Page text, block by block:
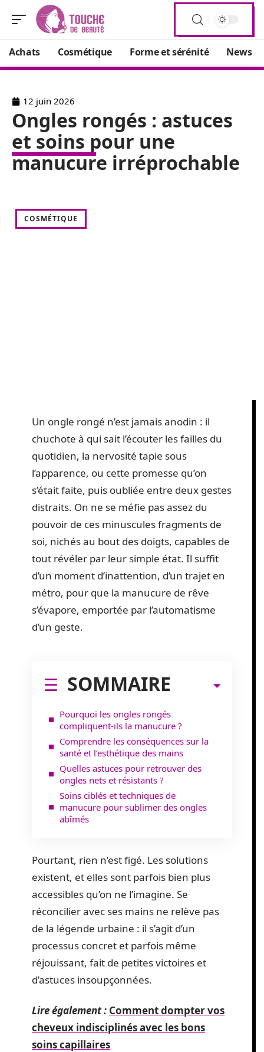
Achats Cosmétique Forme et sérénité News
12 juin 2026
Ongles rongés : astuces
et soins pour une
manucure irréprochable
COSMÉTIQUE
Un ongle rongé n’est jamais anodin : il
chuchote à qui sait l’écouter les failles du
quotidien, la nervosité tapie sous
l’apparence, ou cette promesse qu’on
s’était faite, puis oubliée entre deux gestes
distraits. On ne se méfie pas assez du
pouvoir de ces minuscules fragments de
soi, nichés au bout des doigts, capables de
tout révéler par leur simple état. Il suffit
d’un moment d’inattention, d’un trajet en
métro, pour que la manucure de rêve
s’évapore, emportée par l’automatisme
d’un geste.
SOMMAIRE
Pourquoi les ongles rongés
compliquent-ils la manucure ?
Comprendre les conséquences sur la
santé et l’esthétique des mains
Quelles astuces pour retrouver des
ongles nets et résistants ?
Soins ciblés et techniques de
manucure pour sublimer des ongles
abîmés
Pourtant, rien n’est figé. Les solutions
existent, et elles sont parfois bien plus
accessibles qu’on ne l’imagine. Se
réconcilier avec ses mains ne relève pas
de la légende urbaine : il s’agit d’un
processus concret et parfois même
réjouissant, fait de petites victoires et
d’astuces insoupçonnées.
Lire également : Comment dompter vos
cheveux indisciplinés avec les bons
soins capillaires